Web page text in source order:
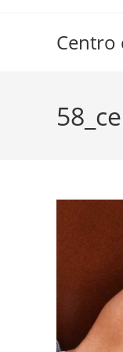
Centro